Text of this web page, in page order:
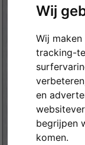
Wij
Wij
tracking-
en
begrijpen
komen.
Terug